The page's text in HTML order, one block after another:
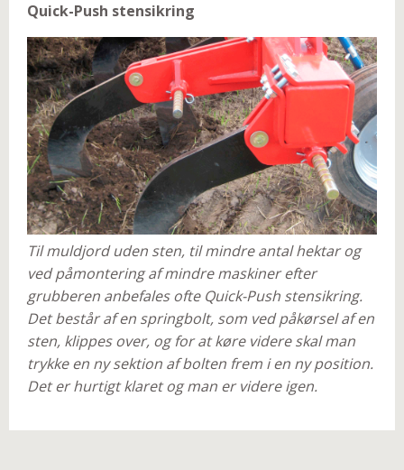
Quick-Push stensikring
Til muldjord uden sten, til mindre antal hektar og
ved påmontering af mindre maskiner efter
grubberen anbefales ofte Quick-Push stensikring.
Det består af en springbolt, som ved påkørsel af en
sten, klippes over, og for at køre videre skal man
trykke en ny sektion af bolten frem i en ny position.
Det er hurtigt klaret og man er videre igen.